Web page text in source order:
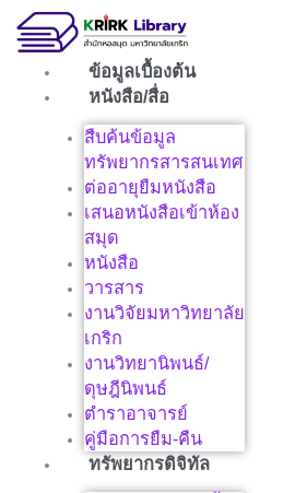
ข้อมูลเบื้องต้น
หนังสือ/สื่อ
สืบค้นข้อมูล
ทรัพยากรสารสนเทศ
ต่ออายุยืมหนังสือ
เสนอหนังสือเข้าห้อง
สมุด
หนังสือ
วารสาร
งานวิจัยมหาวิทยาลัย
เกริก
งานวิทยานิพนธ์/
ดุษฎีนิพนธ์
ตำราอาจารย์
คู่มือการยืม-คืน
ทรัพยากรดิจิทัล